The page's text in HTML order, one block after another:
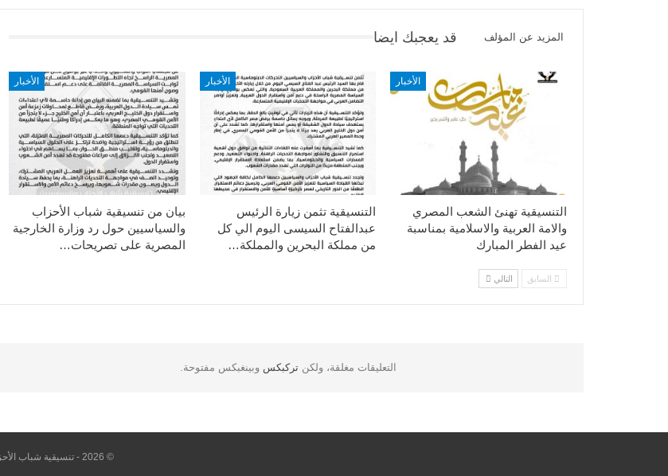
قد يعجبك ايضا المزيد عن المؤلف
الأخبار
بيان من تنسيقية شباب الأحزاب
والسياسيين حول رد وزارة الخارجية
المصرية على تصريحات…
الأخبار
التنسيقية تثمن زيارة الرئيس
عبدالفتاح السيسى اليوم الي كل
من مملكة البحرين والمملكة…
الأخبار
التنسيقية تهنئ الشعب المصري
والامة العربية والاسلامية بمناسبة
عيد الفطر المبارك
السابق التالي
التعليقات مغلقة، ولكنتركبكسوبينغبكس مفتوحة.
© 2026 - تنسيقية شباب الأحزاب والسياسيين. All Rights Reserved.